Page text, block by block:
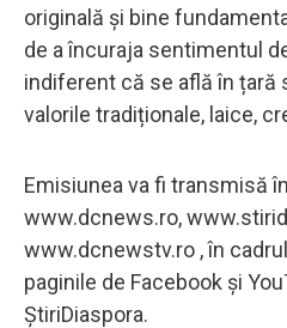
originală și bine
de a încuraja sentimentul
indiferent că se află în țară
valorile tradiționale, laice,
Emisiunea va fi transmisă
www.dcnews.ro,
www.dcnewstv.ro , în
paginile de Facebook și
ȘtiriDiaspora.